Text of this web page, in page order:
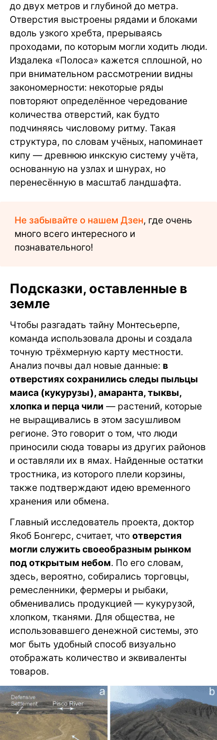
до двух метров и глубиной до метра.
Отверстия выстроены рядами и блоками
вдоль узкого хребта, прерываясь
проходами, по которым могли ходить люди.
Издалека «Полоса» кажется сплошной, но
при внимательном рассмотрении видны
закономерности: некоторые ряды
повторяют определённое чередование
количества отверстий, как будто
подчиняясь числовому ритму. Такая
структура, по словам учёных, напоминает
кипу — древнюю инкскую систему учёта,
основанную на узлах и шнурах, но
перенесённую в масштаб ландшафта.
Не забывайте о нашем Дзен, где очень
много всего интересного и
познавательного!
Подсказки, оставленные в
земле
Чтобы разгадать тайну Монтесьерпе,
команда использовала дроны и создала
точную трёхмерную карту местности.
Анализ почвы дал новые данные: в
отверстиях сохранились следы пыльцы
маиса (кукурузы), амаранта, тыквы,
хлопка и перца чили — растений, которые
не выращивались в этом засушливом
регионе. Это говорит о том, что люди
приносили сюда товары из других районов
и оставляли их в ямах. Найденные остатки
тростника, из которого плели корзины,
также подтверждают идею временного
хранения или обмена.
Главный исследователь проекта, доктор
Якоб Бонгерс, считает, что отверстия
могли служить своеобразным рынком
под открытым небом. По его словам,
здесь, вероятно, собирались торговцы,
ремесленники, фермеры и рыбаки,
обменивались продукцией — кукурузой,
хлопком, тканями. Для общества, не
использовавшего денежной системы, это
мог быть удобный способ визуально
отображать количество и эквиваленты
товаров.